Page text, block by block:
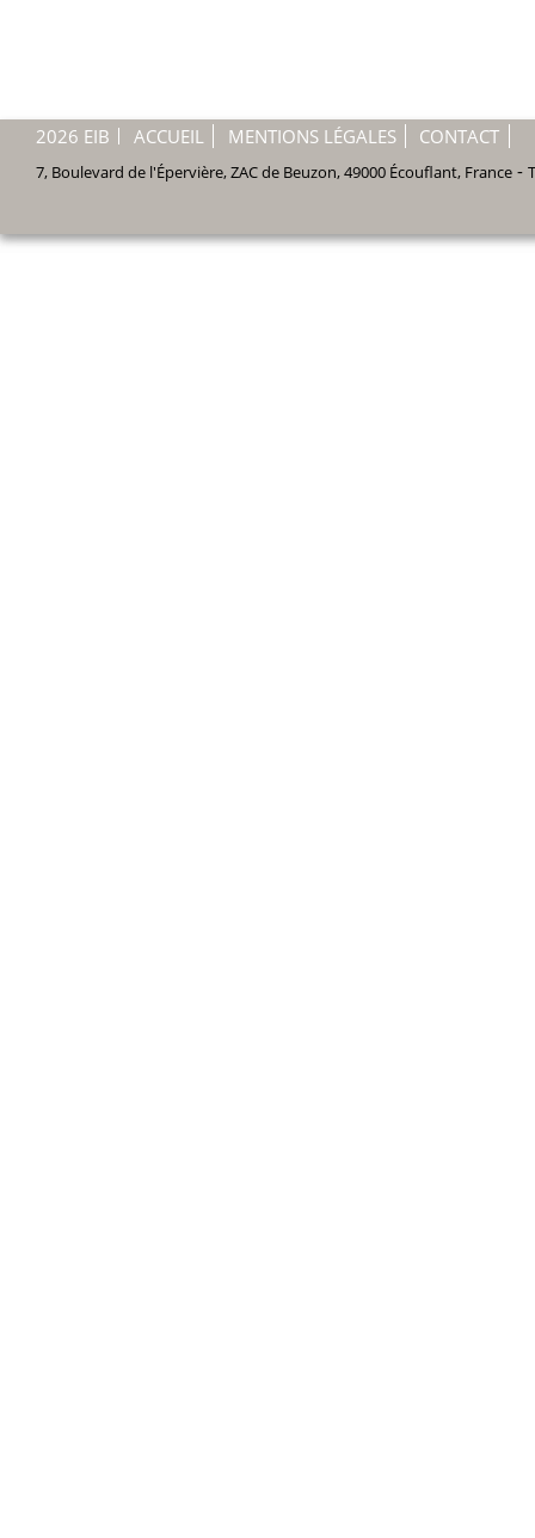
2026 EIB ACCUEIL MENTIONS LÉGALES CONTACT
7, Boulevard de l'Épervière, ZAC de Beuzon,49000 Écouflant, France-